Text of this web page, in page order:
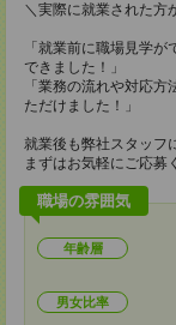
＼実際に就業された方
「就業前に職場見学
できました！」
「業務の流れや対応
ただけました！」
就業後も弊社スタッフ
まずはお気軽にご応募
職場の雰囲気
年齢層
男女比率